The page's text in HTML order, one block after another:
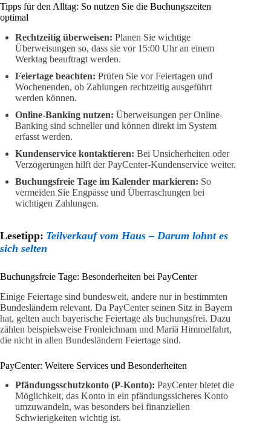
Tipps für den Alltag: So nutzen Sie die Buchungszeiten
optimal
Rechtzeitig überweisen: Planen Sie wichtige
Überweisungen so, dass sie vor 15:00 Uhr an einem
Werktag beauftragt werden.
Feiertage beachten: Prüfen Sie vor Feiertagen und
Wochenenden, ob Zahlungen rechtzeitig ausgeführt
werden können.
Online-Banking nutzen: Überweisungen per Online-
Banking sind schneller und können direkt im System
erfasst werden.
Kundenservice kontaktieren: Bei Unsicherheiten oder
Verzögerungen hilft der PayCenter-Kundenservice weiter.
Buchungsfreie Tage im Kalender markieren: So
vermeiden Sie Engpässe und Überraschungen bei
wichtigen Zahlungen.
Lesetipp: Teilverkauf vom Haus – Darum lohnt es
sich selten
Buchungsfreie Tage: Besonderheiten bei PayCenter
Einige Feiertage sind bundesweit, andere nur in bestimmten
Bundesländern relevant. Da PayCenter seinen Sitz in Bayern
hat, gelten auch bayerische Feiertage als buchungsfrei. Dazu
zählen beispielsweise Fronleichnam und Mariä Himmelfahrt,
die nicht in allen Bundesländern Feiertage sind.
PayCenter: Weitere Services und Besonderheiten
Pfändungsschutzkonto (P-Konto): PayCenter bietet die
Möglichkeit, das Konto in ein pfändungssicheres Konto
umzuwandeln, was besonders bei finanziellen
Schwierigkeiten wichtig ist.